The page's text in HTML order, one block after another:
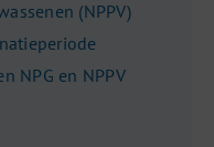
(NPPV)
NPG en NPPV